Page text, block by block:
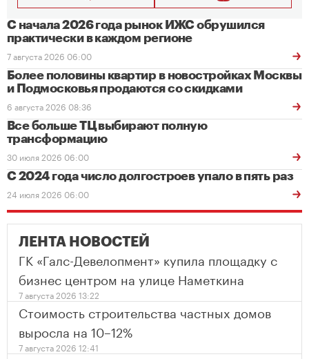
С начала 2026 года рынок ИЖС обрушился
практически в каждом регионе
7 августа 2026 06:00
Более половины квартир в новостройках Москвы
и Подмосковья продаются со скидками
6 августа 2026 08:36
Все больше ТЦ выбирают полную
трансформацию
30 июля 2026 06:00
С 2024 года число долгостроев упало в пять раз
24 июля 2026 06:00
ЛЕНТА НОВОСТЕЙ
ГК «Галс-Девелопмент» купила площадку с
бизнес центром на улице Наметкина
7 августа 2026 13:22
Стоимость строительства частных домов
выросла на 10–12%
7 августа 2026 12:41